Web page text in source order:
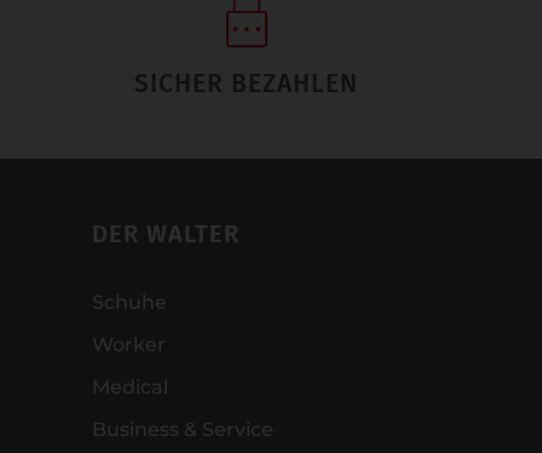
SICHER BEZAHLEN
DER WALTER
Schuhe
Worker
Medical
Business & Service